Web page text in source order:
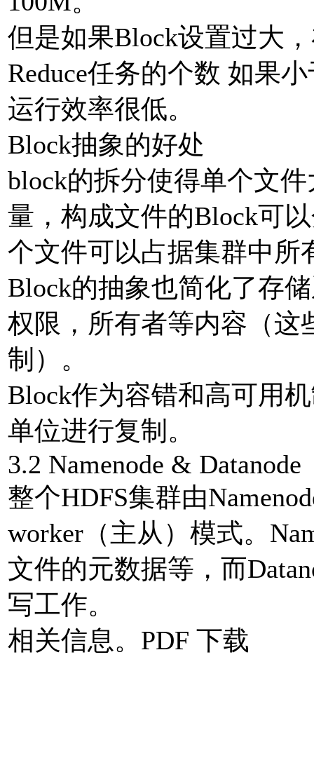
但是如果Block设置过大
Reduce任务的个数 如果
运行效率很低。
Block抽象的好处
block的拆分使得单个文
量，构成文件的Block可
个文件可以占据集群中
Block的抽象也简化了存
权限，所有者等内容（这
制）。
Block作为容错和高可用
单位进行复制。
3.2 Namenode & Datanode
整个HDFS集群由
worker（主从）模式。
文件的元数据等，而
写工作。
相关信息。PDF 下载